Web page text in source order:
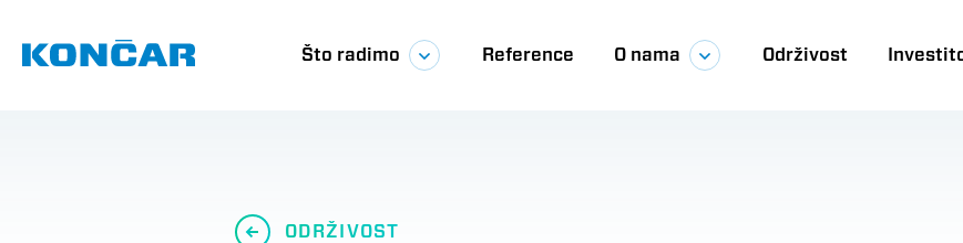
glavni
sadržaj
Glavna
Što radimo Reference O nama Održivost
ODRŽIVOST